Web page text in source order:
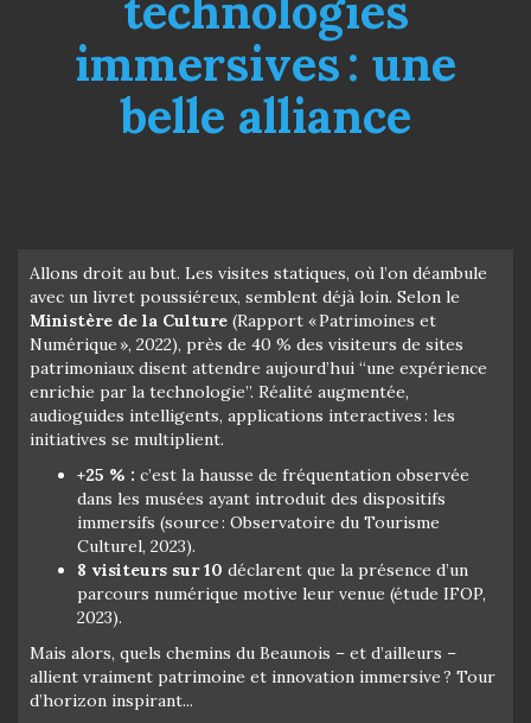
immersives : une
belle alliance
Allons droit au but. Les visites statiques, où l’on déambule
avec un livret poussiéreux, semblent déjà loin. Selon le
Ministère de la Culture (Rapport « Patrimoines et
Numérique », 2022), près de 40 % des visiteurs de sites
patrimoniaux disent attendre aujourd’hui “une expérience
enrichie par la technologie”. Réalité augmentée,
audioguides intelligents, applications interactives : les
initiatives se multiplient.
+25 % : c’est la hausse de fréquentation observée
dans les musées ayant introduit des dispositifs
immersifs (source : Observatoire du Tourisme
Culturel, 2023).
8 visiteurs sur 10 déclarent que la présence d’un
parcours numérique motive leur venue (étude IFOP,
2023).
Mais alors, quels chemins du Beaunois – et d’ailleurs –
allient vraiment patrimoine et innovation immersive ? Tour
d’horizon inspirant...